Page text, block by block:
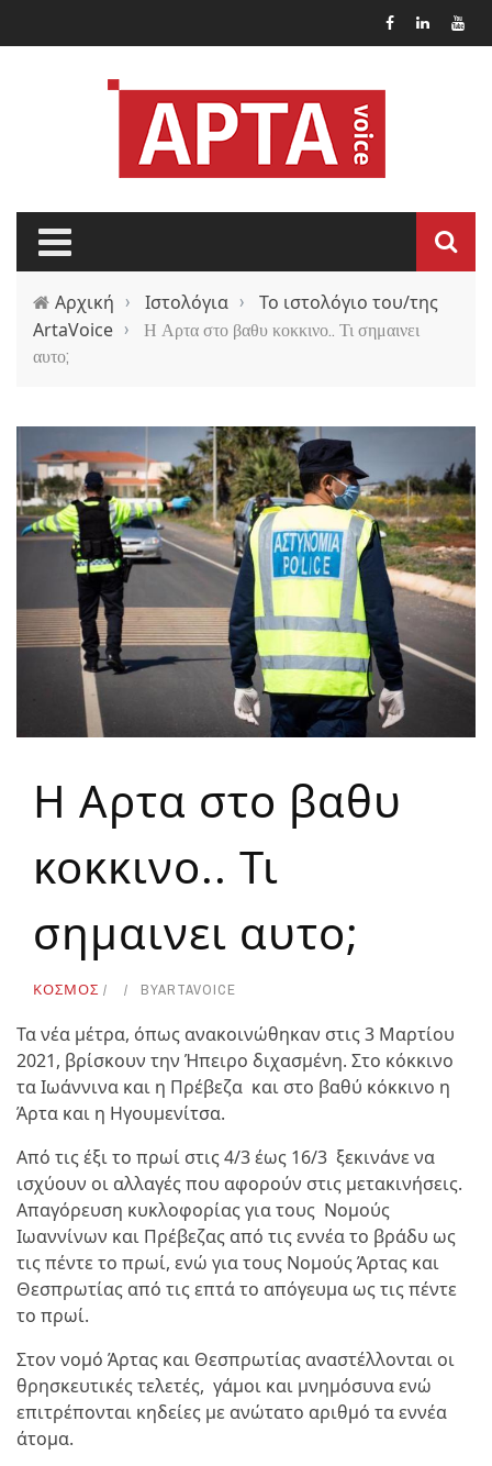
Αρχική › Ιστολόγια ›
Το ιστολόγιο του/της
ArtaVoice ›
Η Αρτα στο βαθυ κοκκινο.. Τι σημαινει
αυτο;
Η Αρτα στο βαθυ
κοκκινο.. Τι
σημαινει αυτο;
ΚΟΣΜΟΣ BYARTAVOICE
Τα νέα μέτρα, όπως ανακοινώθηκαν στις 3 Μαρτίου
2021, βρίσκουν την Ήπειρο διχασμένη. Στο κόκκινο
τα Ιωάννινα και η Πρέβεζα και στο βαθύ κόκκινο η
Άρτα και η Ηγουμενίτσα.
Από τις έξι το πρωί στις 4/3 έως 16/3 ξεκινάνε να
ισχύουν οι αλλαγές που αφορούν στις μετακινήσεις.
Απαγόρευση κυκλοφορίας για τους Νομούς
Ιωαννίνων και Πρέβεζας από τις εννέα το βράδυ ως
τις πέντε το πρωί, ενώ για τους Νομούς Άρτας και
Θεσπρωτίας από τις επτά το απόγευμα ως τις πέντε
το πρωί.
Στον νομό Άρτας και Θεσπρωτίας αναστέλλονται οι
θρησκευτικές τελετές, γάμοι και μνημόσυνα ενώ
επιτρέπονται κηδείες με ανώτατο αριθμό τα εννέα
άτομα.